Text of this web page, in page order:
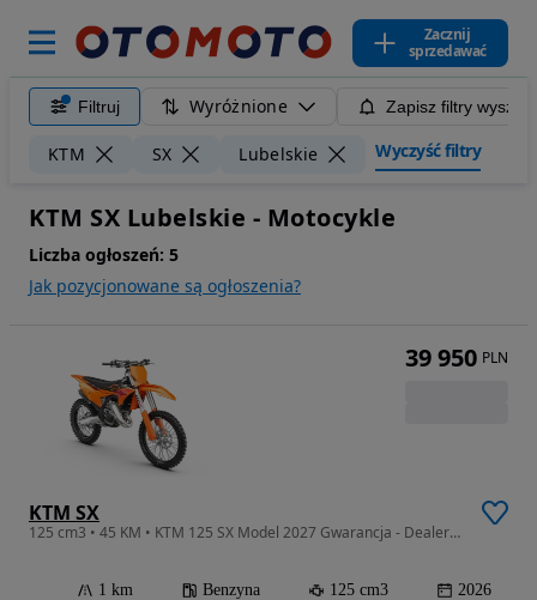
Zacznij
sprzedawać
Filtruj Wyróżnione Zapisz filtry
KTM SX Lubelskie Wyczyść filtry
KTM SX Lubelskie - Motocykle
Liczba ogłoszeń: 5
Jak pozycjonowane są ogłoszenia?
KTM SX
125 cm3 • 45 KM • KTM 125 SX Model 2027 Gwarancja - Dealer KTM MotocykleLublin
1 km Benzyna 125 cm3 2026
39 950 PLN